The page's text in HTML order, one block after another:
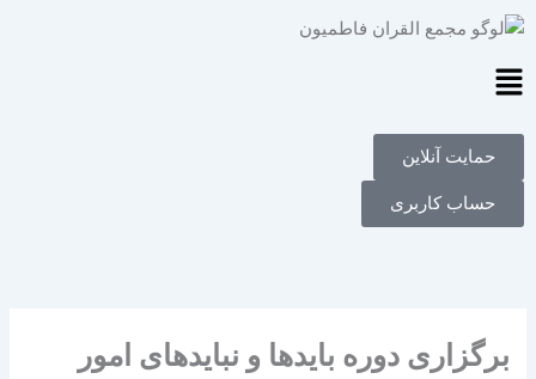
رفتن
محتوا
Main
Menu
حمایت آنلاین
حساب کاربری
برگزاری دوره بایدها و نبایدهای امور